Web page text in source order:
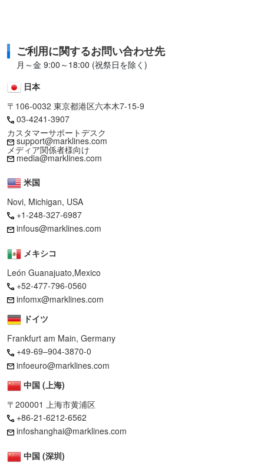
ご利用に関するお問い合わせ先
月～金 9:00～18:00 (祝祭日を除く)
日本
〒106-0032 東京都港区六本木7-15-9
03-4241-3907
カスタマーサポートデスク
support@marklines.com
メディア関係者様向け
media@marklines.com
米国
Novi, Michigan, USA
+1-248-327-6987
infous@marklines.com
メキシコ
León Guanajuato,Mexico
+52-477-796-0560
infomx@marklines.com
ドイツ
Frankfurt am Main, Germany
+49-69–904-3870-0
infoeuro@marklines.com
中国 (上海)
〒200001 上海市黄浦区
+86-21-6212-6562
infoshanghai@marklines.com
中国 (深圳)